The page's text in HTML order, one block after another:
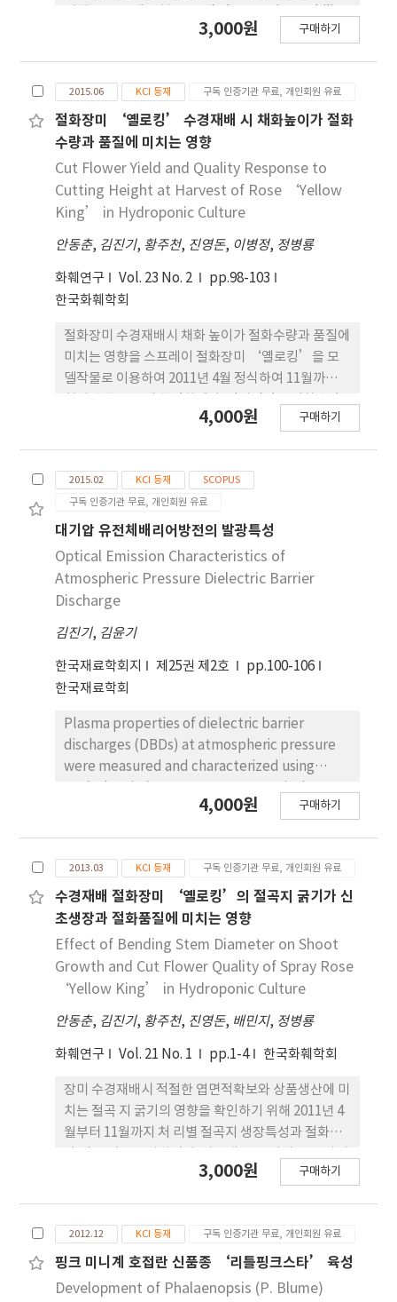
Scheffé method identifies that three
attributes, interaction, communication and
overall mean values of the SNS by attribute,
interaction, sharing, entertainment, intimacy
and communication were relatively high in
Facebook. Facebook showed higher values in
attributes of interaction, sharing,
entertainment, intimacy and communication.
Twitter shows the relatively high scores for
information and connection. Regarding
than Twitter and Cyworld. For connection,
Cyworld showed a significantly lower score
than Twitter and Facebook. Cyworld was
separated from the others in the light of
communication. Cyworld is relatively weak in
communication as it is limited to the message
exchanges. The results will help in identifying
major attributes for each SNS and classifying
를, 부본으로는 Phalaenopsis ‘Happy
은 2007년부터 2009 년까지 3회의 특성검정을 거쳐
서 호접란 신품종 ‘스노우 핑크’ 를 육성하였다.
‘스노우 핑크’는 연한핑크색의 꽃을 가진 품종 이
며 꽃잎 형태가 둥글고 안아피기 형태여서 대조품종
에 비해 화형이 우수하였다. ‘스노우 핑크’ 꽃잎의
아래쪽 반은 흰색이 나 위쪽 반은 연한핑크색 무늬가
분포되어 있어 꽃잎 색의 다 른 분포가 대비를 이루어
소비자의 관심을 끌어낼 수 있으리 라 판단되었다. 또
한 대조품종은 꽃 배열이 다소 흐트러진 반 면 ‘스노
우 핑크’의 경우 꽃의 간격이 일정하고 가지런하게
배 열되어 대조품종에 비해 꽃 배열이 우수하며 꽃 수
도 많은 편이다. 생육속도도 빠르고 재배하기가 용이
하였으며 평균 꽃 수명 또한 55일 이상으로 길었다. 연
한핑크계 중륜 품종으로 는 시장성이 높고 소비자기
호도 평가에서 높은 점수를 받아 2010년 국립종자원
에 품종 출원하여 2011년 12월에 품종등록 을 완료하
3,000원 구매하기
2015.06 KCI 등재 구독 인증기관 무료, 개인회원 유료
절화장미 ‘옐로킹’ 수경재배 시 채화높이가 절화
수량과 품질에 미치는 영향
Cut Flower Yield and Quality Response to
Cutting Height at Harvest of Rose ‘Yellow
King’ in Hydroponic Culture
안동춘, 김진기, 황주천, 진영돈, 이병정, 정병룡
화훼연구 Vol. 23 No. 2
pp.98-103
한국화훼학회
절화장미 수경재배시 채화 높이가 절화수량과 품질에
미치는 영향을 스프레이 절화장미 ‘옐로킹’을 모
델작물로 이용하여 2011년 4월 정식하여 11월까지 4
(본/m2)은 채화 높이가 높아질수록 많았고 반대로
중과 상품률도 0과 1cm 높이에서 수확하였을 때 유
의한 차이를 보이지 않았으나 3cm 이상 채화 높이가
높았을 경우 10g 정도로 0과 1cm 높이 수확보다 떨
어졌다. 상품수량은 0이나 3cm 높이 수확간에는 차
이가 없었지만 5cm 높이 수확 시에는 65.1본/m2으
로 다른 처리에 비해 현저히 떨어져 5cm 이상으로 채
화 높이를 높이는 것은 상품생산에 적절치 않은 것으
로 판단된다. 동일한 식물체에서 발생하는 직경이 다
른 신초를 일제히 같은 높이에서 수확한 결과 새로 발
생하는 신초의 직경은 채화모지 직경에 비례하였다
(Table 3). 채화모지 직경이 5mm 이하인 가지는 기
부에서 수확을 한다 하더라도 상품률이 현저하게 떨
어지고, 특히 블라인드지 발생률이 높았는데 이러한
경향은 채화 높이가 높을수록 더 심해졌다. 결론적으
로 절화장미는 기부로부터 3cm 높이 이내의 높이에
서 수확하는 것이 적절하고 이 때 직경이 5mm 이하
적 확보에 이용하는 것이 더 적합할 것으로 판단된다.
4,000원 구매하기
2015.02 KCI 등재
SCOPUS
구독 인증기관 무료, 개인회원 유료
대기압 유전체배리어방전의 발광특성
Optical Emission Characteristics of
Atmospheric Pressure Dielectric Barrier
Discharge
김진기, 김윤기
한국재료학회지 제25권 제2호
pp.100-106
한국재료학회
Plasma properties of dielectric barrier
discharges (DBDs) at atmospheric pressure
were measured and characterized using
emissions were measured from argon,
nitrogen molecules were markedly
measured, irrespective of discharge gases.
The intensity of emission peaks was increased
with applied voltage and electrode gap. The
short wavelength peaks (315.9 nm and 337.1
nm) measured at the middle of DBDs were
significantly increased with applied voltage.
The optical emission from DBDs decreased
with the addition of oxygen gas, which was
especially significant in argon discharge.
Emission from oxygen molecules cannot be
measured from air discharge and argon
discharge with 4.8% oxygen. The emission
intensity at 337.1 nm and 357.7 nm related
with nitrogen molecule was sensitively
emission spectrum was nearly the same,
irrespective of electrode type, oxygen
content, and discharge voltage.
4,000원 구매하기
2013.03 KCI 등재 구독 인증기관 무료, 개인회원 유료
수경재배 절화장미 ‘옐로킹’의 절곡지 굵기가 신
초생장과 절화품질에 미치는 영향
Effect of Bending Stem Diameter on Shoot
Growth and Cut Flower Quality of Spray Rose
‘Yellow King’ in Hydroponic Culture
안동춘, 김진기, 황주천, 진영돈, 배민지, 정병룡
화훼연구 Vol. 21 No. 1 pp.1-4 한국화훼학회
장미 수경재배시 적절한 엽면적확보와 상품생산에 미
치는 절곡 지 굵기의 영향을 확인하기 위해 2011년 4
월부터 11월까지 처 리별 절곡지 생장특성과 절화수
를 절곡할수록 절곡지 생체중과 절곡각도가 커진 반
를 절곡하였을 때는 오히려 2.7로 가장 낮았다. 단위면
적당 상품수량은 엽면적 지수와 같은 경향을 보였고,
상품률과 절화중, 절화직경은 절곡지 굵기에 비례하
3,000원 구매하기
2012.12 KCI 등재 구독 인증기관 무료, 개인회원 유료
핑크 미니계 호접란 신품종 ‘리틀핑크스타’ 육성
Development of Phalaenopsis (P. Blume)